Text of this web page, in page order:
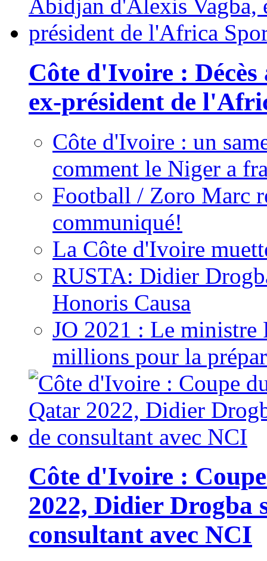
Côte d'Ivoire :
ex-président de
Côte d'Ivoire : un
comment le Niger a
Football / Zoro Marc
communiqué!
La Côte d'Ivoire
RUSTA: Didier
Honoris Causa
JO 2021 : Le ministre
millions pour la
Côte d'Ivoire :
2022, Didier Drogba
consultant avec NCI